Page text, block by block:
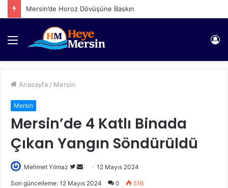
Mersin’de Horoz Dövüşüne Baskın
Menü
Anasayfa / Mersin
Mersin
Mersin’de 4 Katlı Binada
Çıkan Yangın Söndürüldü
Mehmet Yılmaz
Twitter'da
Bir
12 Mayıs 2024
Son güncelleme: 12 Mayıs 2024 0 516